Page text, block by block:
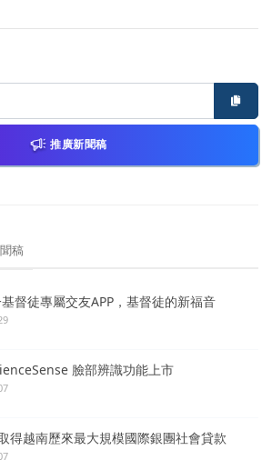
推廣新聞稿
稿
基督徒專屬交友APP，基督徒的新福音
臉部辨識功能上市
得越南歷來最大規模國際銀團社會貸款